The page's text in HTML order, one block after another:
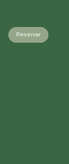
Reservar